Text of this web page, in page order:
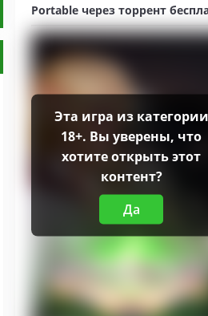
Portable через торрент
Эта игра из категории
18+. Вы уверены, что
хотите открыть этот
контент?
Да